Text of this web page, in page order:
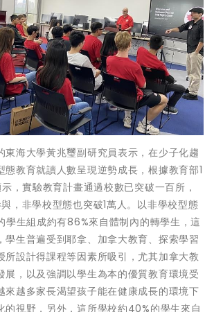
東海大學黃兆璽副研究員表示，在少子化趨
態教育就讀人數呈現逆勢成長，根據教育部1
，實驗教育計畫通過校數已突破一百所，
，非學校型態也突破1萬人。以非學校型態
學生組成約有86%來自體制內的轉學生，這
學生普遍受到耶拿、加拿大教育、探索學習
所設計得課程等因素所吸引，尤其加拿大教
展，以及強調以學生為本的優質教育環境受
來越多家長渴望孩子能在健康成長的環境下
的視野，另外，這所學校約40%的學生來自